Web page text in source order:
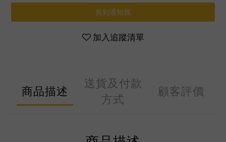
貨到通知我
加入追蹤清單
商品描述
送貨及付款
方式
顧客評價